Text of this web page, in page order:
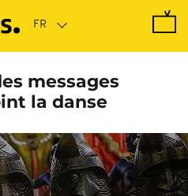
messages
la danse